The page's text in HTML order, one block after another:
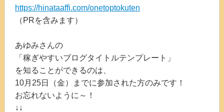
https://hinataaffi.com/onetoptokuten
（PRを含みます）
あゆみさんの
「稼ぎやすいブログタイトルテンプレート」
を知ることができるのは、
10月25日（金）までに参加された方のみです！
お忘れないように～！
↓↓